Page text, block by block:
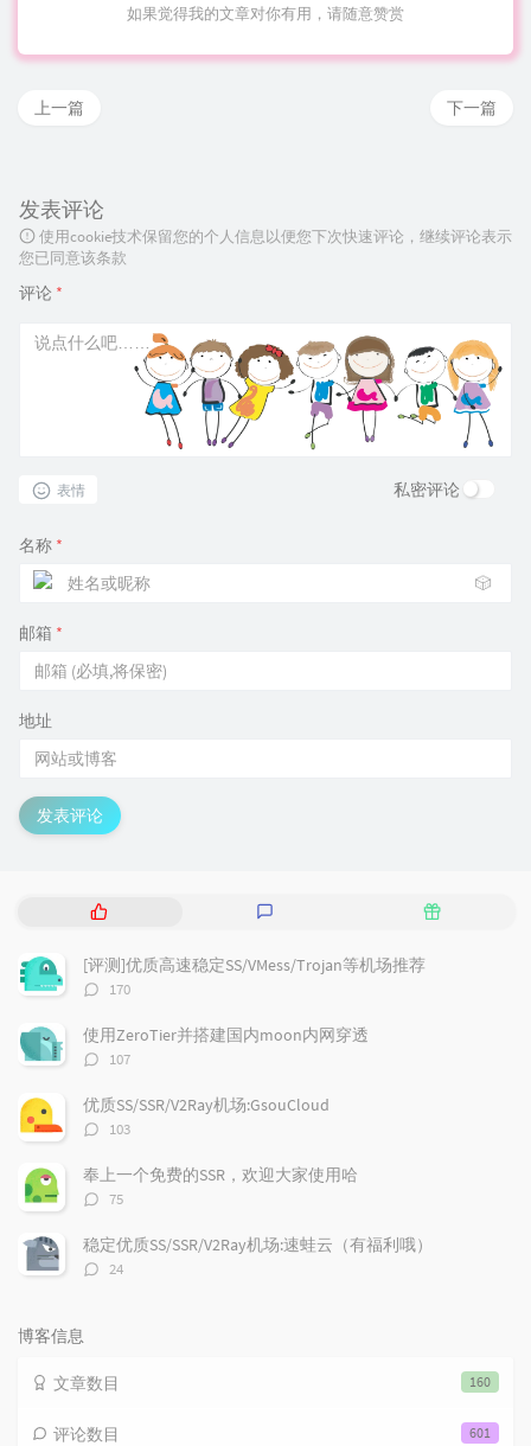
如果觉得我的文章对你有用，请随意赞赏
下一篇
上一篇
发表评论
使用cookie技术保留您的个人信息以便您下次快速评论，继续评论表示
您已同意该条款
评论 *
表情 私密评论
名称 *
🎲
邮箱 *
地址
发表评论
热
文
章
随
[评测]优质高速稳定SS/VMess/Trojan等机场推荐
评
数：
170
使用ZeroTier并搭建国内moon内网穿透
评
数：
107
优质SS/SSR/V2Ray机场:GsouCloud
评
数：
103
奉上一个免费的SSR，欢迎大家使用哈
评
数：
75
稳定优质SS/SSR/V2Ray机场:速蛙云（有福利哦）
评
24
博客信息
160
文章数目
601
评论数目